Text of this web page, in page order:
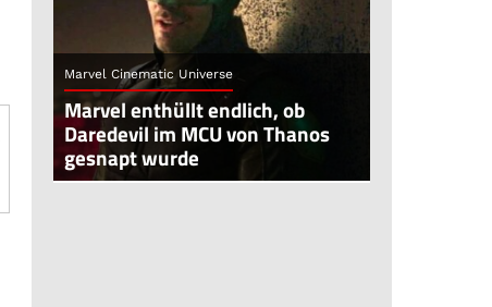
Marvel Cinematic Universe
Marvel enthüllt endlich, ob
Daredevil im MCU von Thanos
gesnapt wurde